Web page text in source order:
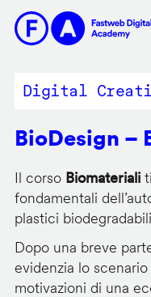
contenuto
Digital
BioDesign –
Il corso Biomateriali
fondamentali
plastici
Dopo una breve
evidenzia lo
motivazioni di una